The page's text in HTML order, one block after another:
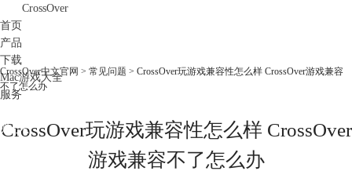
CrossOver
首页
产品
下载
Mac游戏大全
服务
购买
CrossOver中文官网 > 常见问题 > CrossOver玩游戏兼容性怎么样 CrossOver游戏兼容
不了怎么办
CrossOver玩游戏兼容性怎么样 CrossOver
游戏兼容不了怎么办